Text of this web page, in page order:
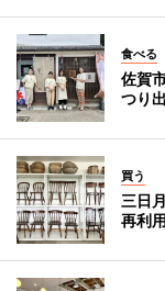
食べる
佐賀
つり
買う
三日
再利